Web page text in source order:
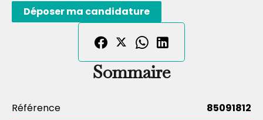
Déposer ma candidature
Sommaire
Référence 85091812